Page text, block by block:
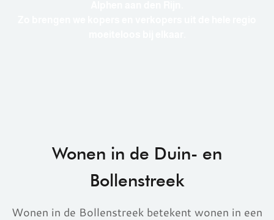
Wonen in de Duin- en
Bollenstreek
Wonen in de Bollenstreek betekent wonen in een